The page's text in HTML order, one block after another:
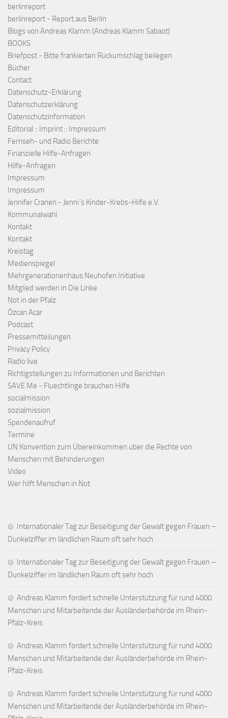
berlinreport
berlinreport - Report aus Berlin
Blogs von Andreas Klamm (Andreas Klamm Sabaot)
BOOKS
Briefpost - Bitte frankierten Rückumschlag beilegen
Bücher
Contact
Datenschutz-Erklärung
Datenschutzerklärung
Datenschutzinformation
Editorial :: Imprint :: Impressum
Fernseh- und Radio Berichte
Finanzielle Hilfe-Anfragen
Hilfe-Anfragen
Impressum
Impressum
Jennifer Cranen - Jenni´s Kinder-Krebs-Hilfe e.V.
Kommunalwahl
Kontakt
Kontakt
Kreistag
Medienspiegel
Mehrgenerationenhaus Neuhofen Initiative
Mitglied werden in Die Linke
Not in der Pfalz
Özcan Acar
Podcast
Pressemitteilungen
Privacy Policy
Radio live
Richtigstellungen zu Informationen und Berichten
SAVE Me - Fluechtlinge brauchen Hilfe
socialmission
sozialmission
Spendenaufruf
Termine
UN Konvention zum Übereinkommen über die Rechte von
Menschen mit Behinderungen
Video
Wer hilft Menschen in Not
Internationaler Tag zur Beseitigung der Gewalt gegen Frauen –
Dunkelziffer im ländlichen Raum oft sehr hoch
Internationaler Tag zur Beseitigung der Gewalt gegen Frauen –
Dunkelziffer im ländlichen Raum oft sehr hoch
Andreas Klamm fordert schnelle Unterstützung für rund 4000
Menschen und Mitarbeitende der Ausländerbehörde im Rhein-
Pfalz-Kreis
Andreas Klamm fordert schnelle Unterstützung für rund 4000
Menschen und Mitarbeitende der Ausländerbehörde im Rhein-
Pfalz-Kreis
Andreas Klamm fordert schnelle Unterstützung für rund 4000
Menschen und Mitarbeitende der Ausländerbehörde im Rhein-